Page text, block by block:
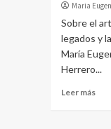
Maria
Sobre el
legados y
María
Herrero...
Leer más